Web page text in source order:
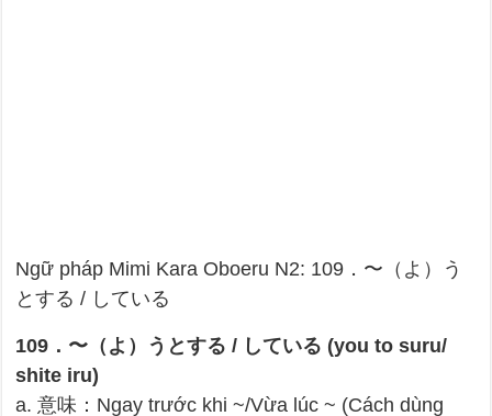
Ngữ pháp Mimi Kara Oboeru N2: 109．〜（よ）う
とする / している
109．〜（よ）うとする / している (you to suru/
shite iru)
a. 意味：Ngay trước khi ~/Vừa lúc ~ (Cách dùng